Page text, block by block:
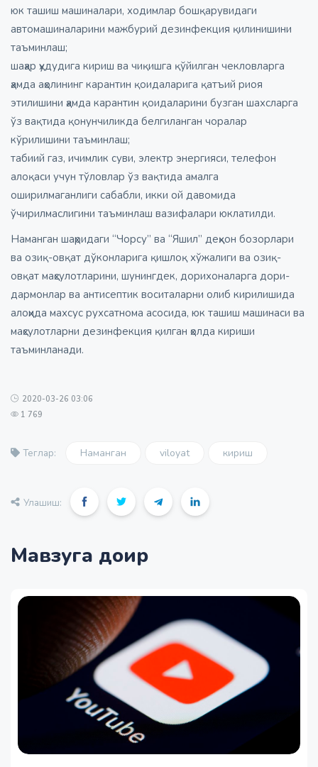
юк ташиш машиналари, ходимлар бошқарувидаги
автомашиналарини мажбурий дезинфекция қилинишини
таъминлаш;
шаҳар ҳудудига кириш ва чиқишга қўйилган чекловларга
ҳамда аҳолининг карантин қоидаларига қатъий риоя
этилишини ҳамда карантин қоидаларини бузган шахсларга
ўз вақтида қонунчиликда белгиланган чоралар
кўрилишини таъминлаш;
табиий газ, ичимлик суви, электр энергияси, телефон
алоқаси учун тўловлар ўз вақтида амалга
оширилмаганлиги сабабли, икки ой давомида
ўчирилмаслигини таъминлаш вазифалари юклатилди.
Наманган шаҳридаги “Чорсу” ва “Яшил” деҳқон бозорлари
ва озиқ-овқат дўконларига қишлоқ хўжалиги ва озиқ-
овқат маҳсулотларини, шунингдек, дорихоналарга дори-
дармонлар ва антисептик воситаларни олиб кирилишида
алоҳида махсус рухсатнома асосида, юк ташиш машинаси ва
маҳсулотларни дезинфекция қилган ҳолда кириши
таъминланади.
2020-03-26 03:06
1 769
Теглар: Наманган viloyat кириш
Улашиш:
Мавзуга доир